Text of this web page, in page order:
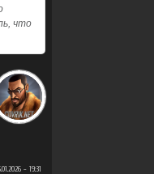
что
- 19:31